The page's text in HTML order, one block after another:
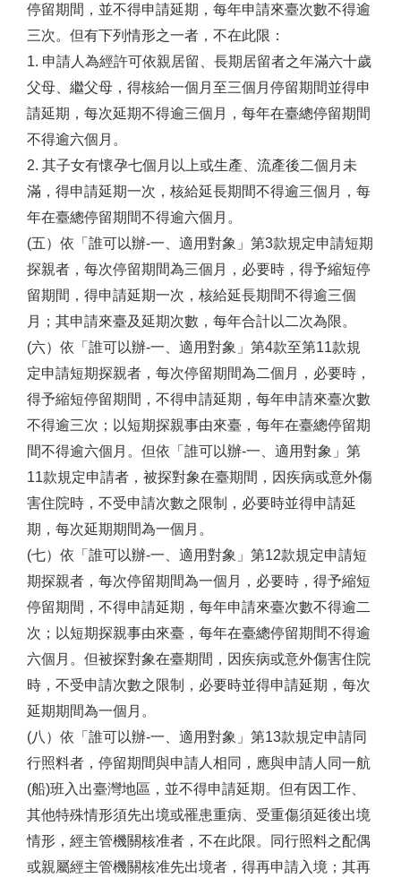
停留期間，並不得申請延期，每年申請來臺次數不得逾
三次。但有下列情形之一者，不在此限：
1. 申請人為經許可依親居留、長期居留者之年滿六十歲
父母、繼父母，得核給一個月至三個月停留期間並得申
請延期，每次延期不得逾三個月，每年在臺總停留期間
不得逾六個月。
2. 其子女有懷孕七個月以上或生產、流產後二個月未
滿，得申請延期一次，核給延長期間不得逾三個月，每
年在臺總停留期間不得逾六個月。
(五）依「誰可以辦-一、適用對象」第3款規定申請短期
探親者，每次停留期間為三個月，必要時，得予縮短停
留期間，得申請延期一次，核給延長期間不得逾三個
月；其申請來臺及延期次數，每年合計以二次為限。
(六）依「誰可以辦-一、適用對象」第4款至第11款規
定申請短期探親者，每次停留期間為二個月，必要時，
得予縮短停留期間，不得申請延期，每年申請來臺次數
不得逾三次；以短期探親事由來臺，每年在臺總停留期
間不得逾六個月。但依「誰可以辦-一、適用對象」第
11款規定申請者，被探對象在臺期間，因疾病或意外傷
害住院時，不受申請次數之限制，必要時並得申請延
期，每次延期期間為一個月。
(七）依「誰可以辦-一、適用對象」第12款規定申請短
期探親者，每次停留期間為一個月，必要時，得予縮短
停留期間，不得申請延期，每年申請來臺次數不得逾二
次；以短期探親事由來臺，每年在臺總停留期間不得逾
六個月。但被探對象在臺期間，因疾病或意外傷害住院
時，不受申請次數之限制，必要時並得申請延期，每次
延期期間為一個月。
(八）依「誰可以辦-一、適用對象」第13款規定申請同
行照料者，停留期間與申請人相同，應與申請人同一航
(船)班入出臺灣地區，並不得申請延期。但有因工作、
其他特殊情形須先出境或罹患重病、受重傷須延後出境
情形，經主管機關核准者，不在此限。同行照料之配偶
或親屬經主管機關核准先出境者，得再申請入境；其再